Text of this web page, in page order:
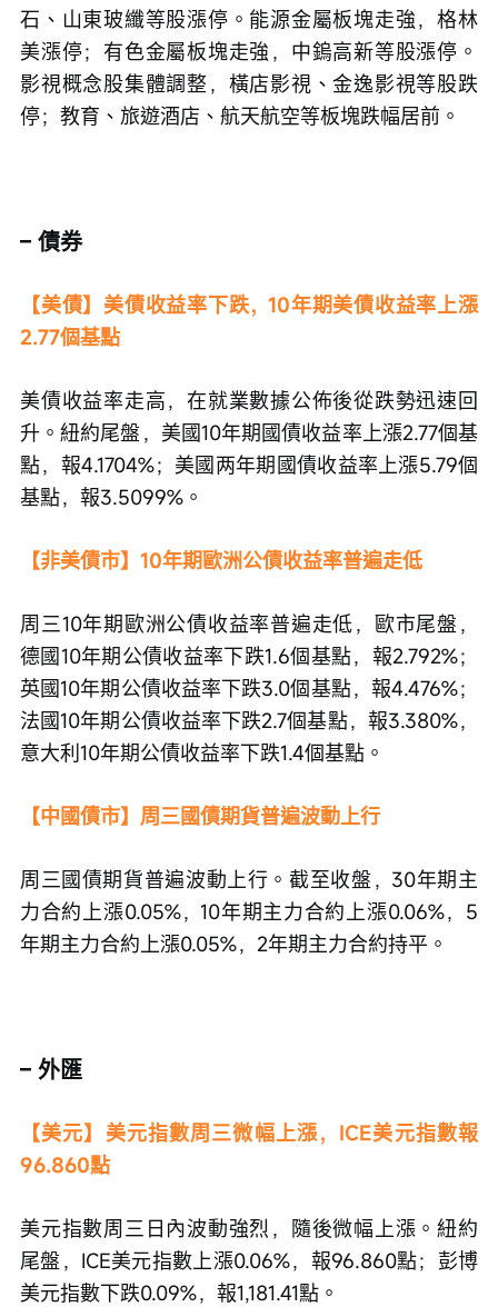
石、山東玻纖等股漲停。能源金屬板塊走強，格林
美漲停；有色金屬板塊走強，中鎢高新等股漲停。
影視概念股集體調整，橫店影視、金逸影視等股跌
停；教育、旅遊酒店、航天航空等板塊跌幅居前。
– 債券
【美債】美債收益率下跌，10年期美債收益率上漲
2.77個基點
美債收益率走高，在就業數據公佈後從跌勢迅速回
升。紐約尾盤，美國10年期國債收益率上漲2.77個基
點，報4.1704%；美國两年期國債收益率上漲5.79個
基點，報3.5099%。
【非美債市】10年期歐洲公債收益率普遍走低
周三10年期歐洲公債收益率普遍走低，歐市尾盤，
德國10年期公債收益率下跌1.6個基點，報2.792%；
英國10年期公債收益率下跌3.0個基點，報4.476%；
法國10年期公債收益率下跌2.7個基點，報3.380%，
意大利10年期公債收益率下跌1.4個基點。
【中國債市】周三國債期貨普遍波動上行
周三國債期貨普遍波動上行。截至收盤，30年期主
力合約上漲0.05%，10年期主力合約上漲0.06%，5
年期主力合約上漲0.05%，2年期主力合約持平。
– 外匯
【美元】美元指數周三微幅上漲，ICE美元指數報
96.860點
美元指數周三日內波動強烈，隨後微幅上漲。紐約
尾盤，ICE美元指數上漲0.06%，報96.860點；彭博
美元指數下跌0.09%，報1,181.41點。